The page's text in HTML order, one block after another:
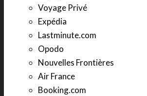
Voyage Privé
Expédia
Lastminute.com
Opodo
Nouvelles Frontières
Air France
Booking.com